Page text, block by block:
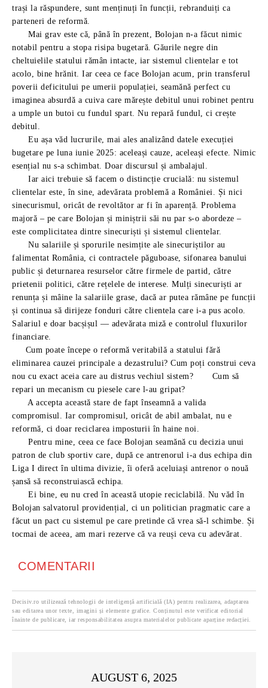
trași la răspundere, sunt menținuți în funcții, rebranduiți ca
parteneri de reformă.
Mai grav este că, până în prezent, Bolojan n-a făcut nimic
notabil pentru a stopa risipa bugetară. Găurile negre din
cheltuielile statului rămân intacte, iar sistemul clientelar e tot
acolo, bine hrănit. Iar ceea ce face Bolojan acum, prin transferul
poverii deficitului pe umerii populației, seamănă perfect cu
imaginea absurdă a cuiva care mărește debitul unui robinet pentru
a umple un butoi cu fundul spart. Nu repară fundul, ci crește
debitul.
Eu așa văd lucrurile, mai ales analizând datele execuției
bugetare pe luna iunie 2025: aceleași cauze, aceleași efecte. Nimic
esențial nu s-a schimbat. Doar discursul și ambalajul.
Iar aici trebuie să facem o distincție crucială: nu sistemul
clientelar este, în sine, adevărata problemă a României. Și nici
sinecurismul, oricât de revoltător ar fi în aparență. Problema
majoră – pe care Bolojan și miniștrii săi nu par s-o abordeze –
este complicitatea dintre sinecuriști și sistemul clientelar.
Nu salariile și sporurile nesimțite ale sinecuriștilor au
falimentat România, ci contractele păguboase, sifonarea banului
public și deturnarea resurselor către firmele de partid, către
prietenii politici, către rețelele de interese. Mulți sinecuriști ar
renunța și mâine la salariile grase, dacă ar putea rămâne pe funcții
și continua să dirijeze fonduri către clientela care i-a pus acolo.
Salariul e doar bacșișul — adevărata miză e controlul fluxurilor
financiare.
Cum poate începe o reformă veritabilă a statului fără
eliminarea cauzei principale a dezastrului? Cum poți construi ceva
nou cu exact aceia care au distrus vechiul sistem? Cum să
repari un mecanism cu piesele care l-au gripat?
A accepta această stare de fapt înseamnă a valida
compromisul. Iar compromisul, oricât de abil ambalat, nu e
reformă, ci doar reciclarea imposturii în haine noi.
Pentru mine, ceea ce face Bolojan seamănă cu decizia unui
patron de club sportiv care, după ce antrenorul i-a dus echipa din
Liga I direct în ultima divizie, îi oferă aceluiași antrenor o nouă
șansă să reconstruiască echipa.
Ei bine, eu nu cred în această utopie reciclabilă. Nu văd în
Bolojan salvatorul providențial, ci un politician pragmatic care a
făcut un pact cu sistemul pe care pretinde că vrea să-l schimbe. Și
tocmai de aceea, am mari rezerve că va reuși ceva cu adevărat.
COMENTARII
Decisiv.ro utilizează tehnologii de inteligență artificială (IA) pentru realizarea, adaptarea
sau editarea unor texte, imagini și elemente grafice. Conținutul este verificat editorial
înainte de publicare, iar responsabilitatea asupra materialelor publicate aparține redacției.
AUGUST 6, 2025